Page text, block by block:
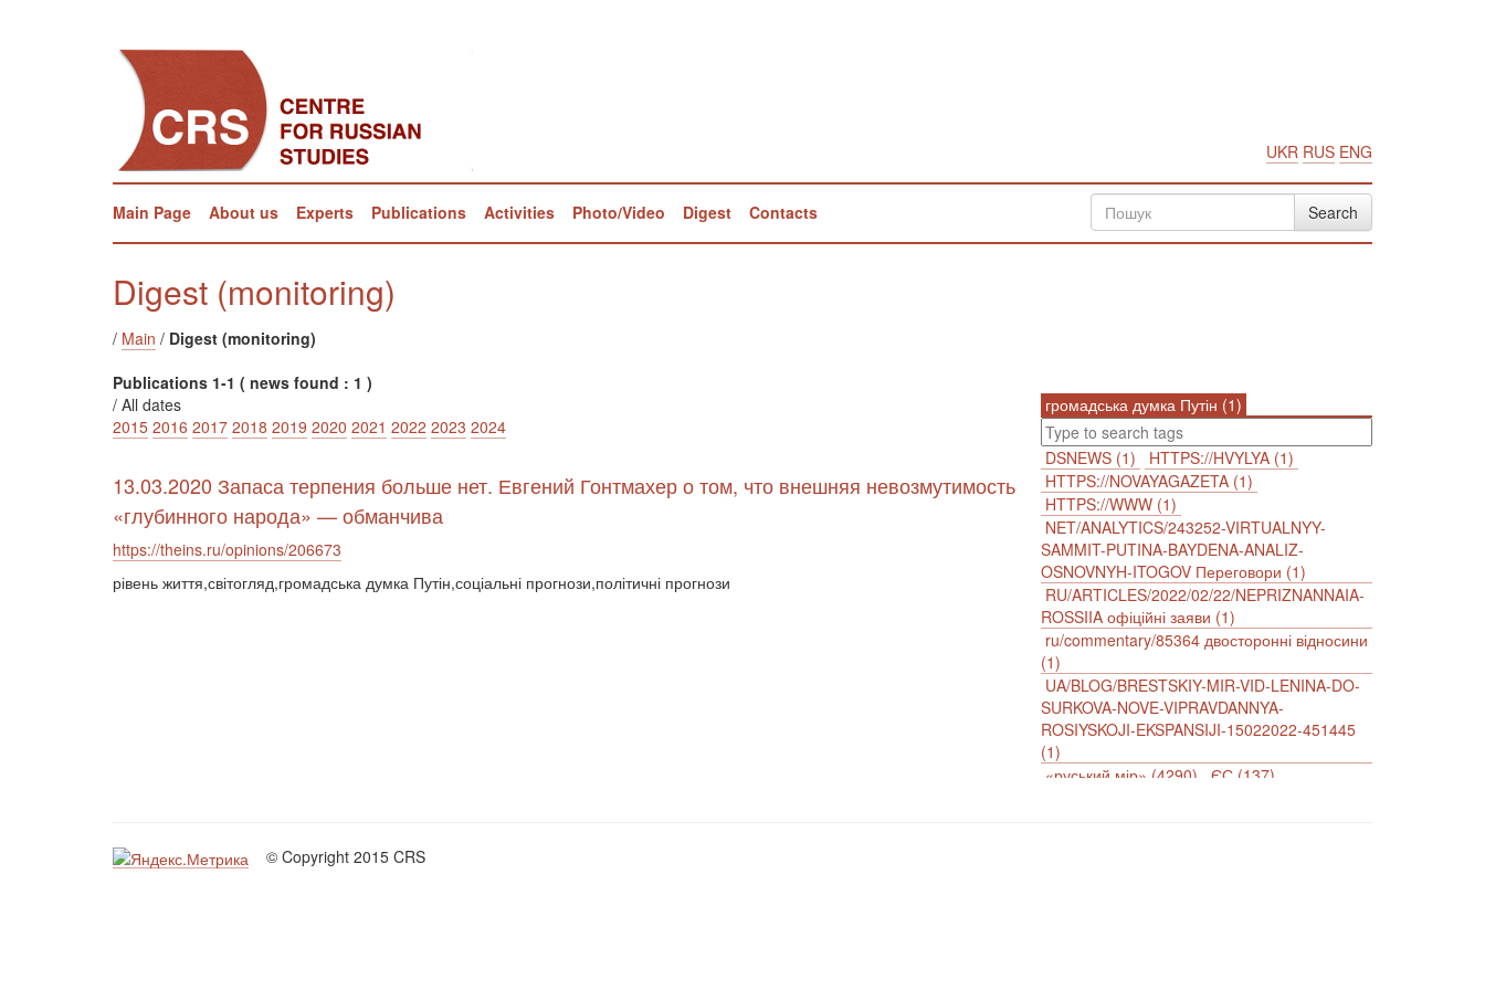
UKR RUS ENG
Main Page About us Experts Publications Activities Photo/Video Digest Contacts
Digest (monitoring)
/ Main / Digest (monitoring)
Publications 1-1 ( news found : 1 )
громадська думка Путін (1)
DSNEWS (1)
HTTPS://HVYLYA (1)
HTTPS://NOVAYAGAZETA (1)
HTTPS://WWW (1)
NET/ANALYTICS/243252-VIRTUALNYY-
SAMMIT-PUTINA-BAYDENA-ANALIZ-
OSNOVNYH-ITOGOV Переговори (1)
RU/ARTICLES/2022/02/22/NEPRIZNANNAIA-
ROSSIIA офіційні заяви (1)
ru/commentary/85364 двосторонні відносини
(1)
UA/BLOG/BRESTSKIY-MIR-VID-LENINA-DO-
SURKOVA-NOVE-VIPRAVDANNYA-
ROSIYSKOJI-EKSPANSIJI-15022022-451445
(1)
«руський мір» (4290)
ЄС (137)
/ All dates
2015 2016 2017 2018 2019 2020 2021 2022 2023 2024
13.03.2020 Запаса терпения больше нет. Евгений Гонтмахер о том, что внешняя невозмутимость
«глубинного народа» — обманчива
https://theins.ru/opinions/206673
рівень життя,світогляд,громадська думка Путін,соціальні прогнози,політичні прогнози
© Copyright 2015 CRS